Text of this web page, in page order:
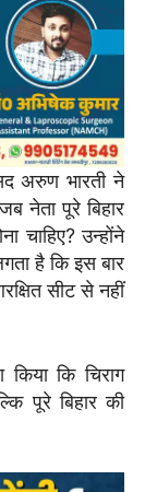
अरुण भारती ने
नेता पूरे बिहार
चाहिए? उन्होंने
है कि इस बार
सीट से नहीं
कि चिराग
पूरे बिहार की